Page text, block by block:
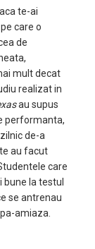
te-ai
care o
de
mult decat
realizat in
au supus
performanta,
de-a
au facut
care
la testul
se antrenau
amiaza.